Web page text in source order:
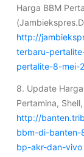
Harga BBM
http://
terbaru-
pertalite-8-mei-
8. Update
Pertamina,
http://
bbm-di-banten-
bp-akr-dan-vivo